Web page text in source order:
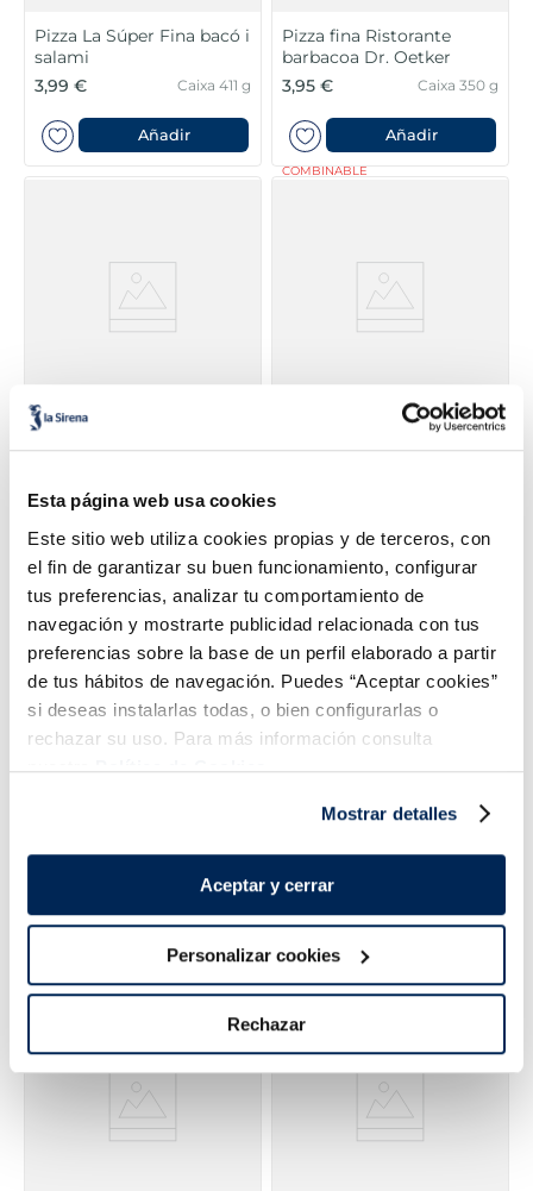
Esta página web usa cookies
Este sitio web utiliza cookies propias y de terceros, con
el fin de garantizar su buen funcionamiento, configurar
tus preferencias, analizar tu comportamiento de
navegación y mostrarte publicidad relacionada con tus
preferencias sobre la base de un perfil elaborado a partir
de tus hábitos de navegación. Puedes “Aceptar cookies”
si deseas instalarlas todas, o bien configurarlas o
rechazar su uso. Para más información consulta
nuestraPolítica de Cookies.
Mostrar detalles
Aceptar y cerrar
Personalizar cookies
Rechazar
Pizza La Súper Fina bacó i
salami
3,99 €
Caixa 411 g
Añadir
Pizza fina Ristorante
barbacoa Dr. Oetker
3,95 €
COMBINABLE
Caixa 350 g
Añadir
3,95 €
COMBINABLE
Añadir
Pizza La Súper Fina
Añadir
Caixa 440 g
3,95 €
COMBINABLE